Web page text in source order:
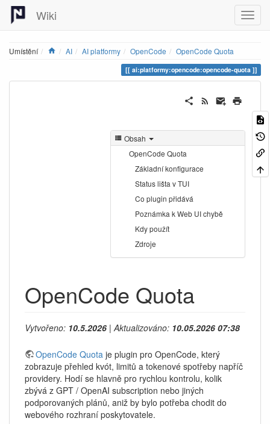
Wiki
Umístění Home
AI AI platformy OpenCode OpenCode Quota
ai:platformy:opencode:opencode-quota
Obsah
OpenCode Quota
Základní konfigurace
Status lišta v TUI
Co plugin přidává
Poznámka k Web UI chybě
Kdy použít
Zdroje
OpenCode Quota
Vytvořeno: 10.5.2026 | Aktualizováno: 10.05.2026 07:38
OpenCode Quota je plugin pro OpenCode, který
zobrazuje přehled kvót, limitů a tokenové spotřeby napříč
providery. Hodí se hlavně pro rychlou kontrolu, kolik
zbývá z GPT / OpenAI subscription nebo jiných
podporovaných plánů, aniž by bylo potřeba chodit do
webového rozhraní poskytovatele.